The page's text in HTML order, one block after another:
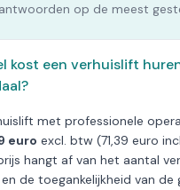
op de meest
kost een verhuislift
met professionele
euro excl. btw (71,39 euro
hangt af van het aantal
de toegankelijkheid van de